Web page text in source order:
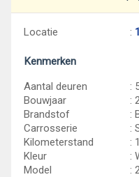
Locatie :
Kenmerken
Aantal deuren
:
Bouwjaar
:
Brandstof
:
Carrosserie
:
Kilometerstand
:
Kleur
:
Model
: